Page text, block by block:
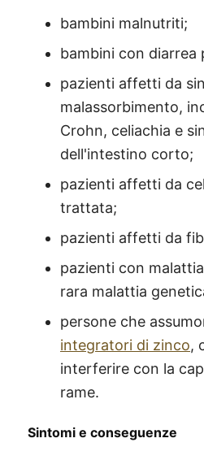
bambini malnutriti;
bambini con diarrea
pazienti affetti da
malassorbimento,
Crohn, celiachia e
dell'intestino corto;
pazienti affetti da
trattata;
pazienti affetti da
pazienti con
rara malattia
persone che
integratori di zinco,
interferire con la
rame.
Sintomi e conseguenze